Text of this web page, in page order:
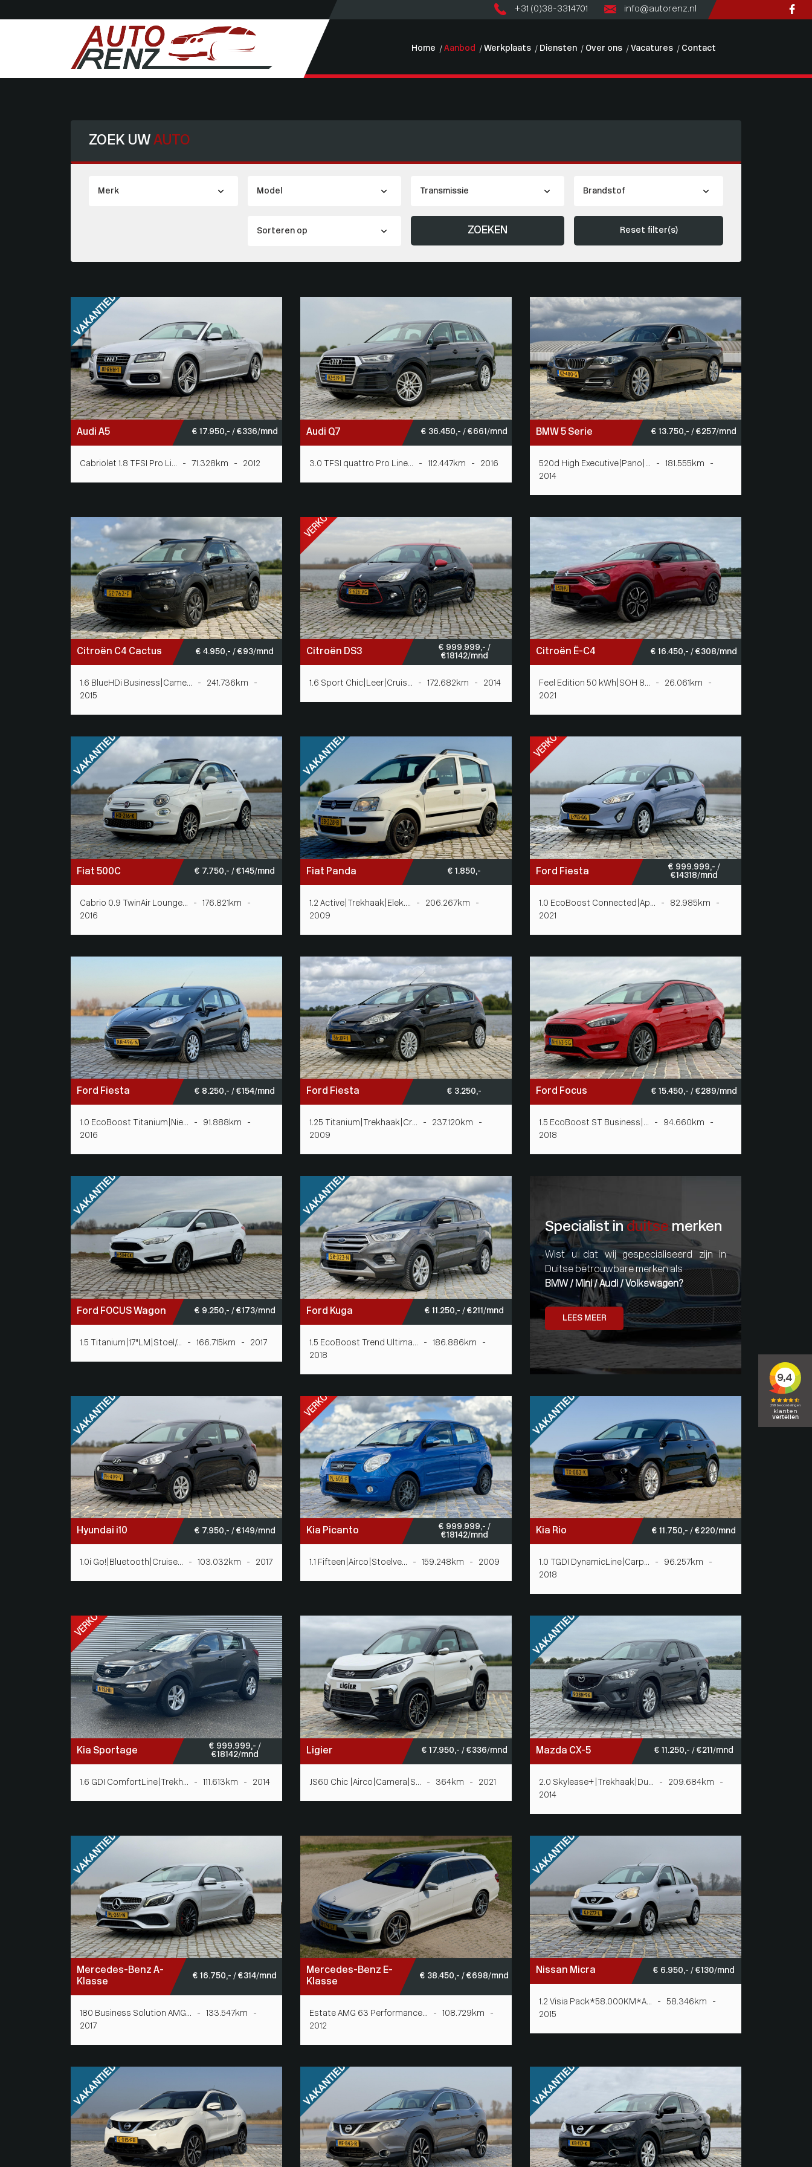
+31 (0)38-3314701 info@autorenz.nl
Home Aanbod Werkplaats Diensten Over ons Vacatures Contact
ZOEK UW AUTO
ZOEKEN Reset filter(s)
Audi A5 € 17.950,- / € 336/mnd
Cabriolet 1.8 TFSI Pro Li... - 71.328km - 2012
Audi Q7 € 36.450,- / € 661/mnd
3.0 TFSI quattro Pro Line... - 112.447km - 2016
BMW 5 Serie € 13.750,- / € 257/mnd
520d High Executive|Pano|... - 181.555km -
2014
Citroën C4 Cactus € 4.950,- / € 93/mnd
1.6 BlueHDi Business|Came... - 241.736km -
2015
Citroën DS3
€ 999.999,- /
€ 18142/mnd
1.6 Sport Chic|Leer|Cruis... - 172.682km - 2014
Citroën Ë-C4 € 16.450,- / € 308/mnd
Feel Edition 50 kWh|SOH 8... - 26.061km -
2021
Fiat 500C € 7.750,- / € 145/mnd
Cabrio 0.9 TwinAir Lounge... - 176.821km -
2016
Fiat Panda € 1.850,-
1.2 Active|Trekhaak|Elek.... - 206.267km -
2009
Ford Fiesta
€ 999.999,- /
€ 14318/mnd
1.0 EcoBoost Connected|Ap... - 82.985km -
2021
Ford Fiesta € 8.250,- / € 154/mnd
1.0 EcoBoost Titanium|Nie... - 91.888km -
2016
Ford Fiesta € 3.250,-
1.25 Titanium|Trekhaak|Cr... - 237.120km -
2009
Ford Focus € 15.450,- / € 289/mnd
1.5 EcoBoost ST Business|... - 94.660km -
2018
Ford FOCUS Wagon € 9.250,- / € 173/mnd
1.5 Titanium|17"LM|Stoel/... - 166.715km - 2017
Ford Kuga € 11.250,- / € 211/mnd
1.5 EcoBoost Trend Ultima... - 186.886km -
2018
Specialist induitse merken
Wist u dat wij gespecialiseerd zijn in
Duitse betrouwbare merken als
BMW / Mini / Audi / Volkswagen?
LEES MEER
Hyundai i10 € 7.950,- / € 149/mnd
1.0i Go!|Bluetooth|Cruise... - 103.032km - 2017
Kia Picanto
€ 999.999,- /
€ 18142/mnd
1.1 Fifteen|Airco|Stoelve... - 159.248km - 2009
Kia Rio € 11.750,- / € 220/mnd
1.0 TGDI DynamicLine|Carp... - 96.257km -
2018
Kia Sportage
€ 999.999,- /
€ 18142/mnd
1.6 GDI ComfortLine|Trekh... - 111.613km - 2014
Ligier € 17.950,- / € 336/mnd
JS60 Chic |Airco|Camera|S... - 364km - 2021
Mazda CX-5 € 11.250,- / € 211/mnd
2.0 Skylease+|Trekhaak|Du... - 209.684km -
2014
Mercedes-Benz A-
Klasse
€ 16.750,- / € 314/mnd
180 Business Solution AMG... - 133.547km -
2017
Mercedes-Benz E-
Klasse
€ 38.450,- / € 698/mnd
Estate AMG 63 Performance... - 108.729km -
2012
Nissan Micra € 6.950,- / € 130/mnd
1.2 Visia Pack*58.000KM*A... - 58.346km -
2015